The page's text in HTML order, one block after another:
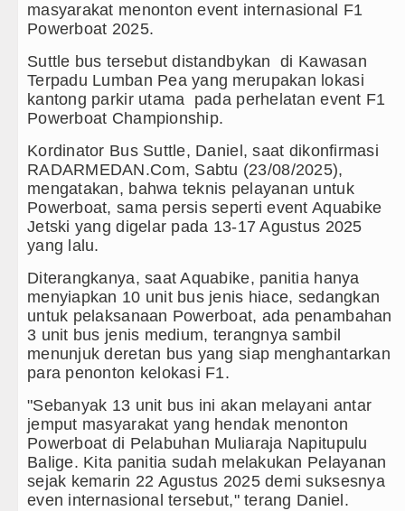
Bertekad Pulang Mantan PM Bangladesh
PSG vs Manchester United Laga
Serapan Anggaran Terendah, Inspektorat
Gubernur Bobby Nasution Siapkan Rumah
Tujuh Tewas dalam Penembakan Massal di
Bayern Munich Menang Tipis Atas Aston
Masyarakat Desak APH Bongkar Penadah
Dewan Usul BUMD Sumut Kelola Rumput
Dugaan Penyimpangan Dana BOS TA
Risiko Tertular HIV/AIDS Melalui Hubungan
Bertekad Pulang Mantan PM Bangladesh
PSG vs Manchester United Laga
Serapan Anggaran Terendah, Inspektorat
masyarakat menonton event internasional F1
Powerboat 2025.
Suttle bus tersebut distandbykan di Kawasan
Terpadu Lumban Pea yang merupakan lokasi
kantong parkir utama pada perhelatan event F1
Powerboat Championship.
Kordinator Bus Suttle, Daniel, saat dikonfirmasi
RADARMEDAN.Com, Sabtu (23/08/2025),
mengatakan, bahwa teknis pelayanan untuk
Powerboat, sama persis seperti event Aquabike
Jetski yang digelar pada 13-17 Agustus 2025
yang lalu.
Diterangkanya, saat Aquabike, panitia hanya
menyiapkan 10 unit bus jenis hiace, sedangkan
untuk pelaksanaan Powerboat, ada penambahan
3 unit bus jenis medium, terangnya sambil
menunjuk deretan bus yang siap menghantarkan
para penonton kelokasi F1.
"Sebanyak 13 unit bus ini akan melayani antar
jemput masyarakat yang hendak menonton
Powerboat di Pelabuhan Muliaraja Napitupulu
Balige. Kita panitia sudah melakukan Pelayanan
sejak kemarin 22 Agustus 2025 demi suksesnya
even internasional tersebut," terang Daniel.